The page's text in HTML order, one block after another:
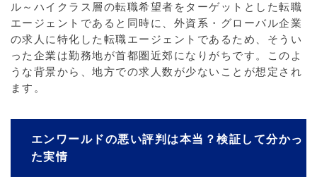
ル～ハイクラス層の転職希望者をターゲットとした転職
エージェントであると同時に、外資系・グローバル企業
の求人に特化した転職エージェントであるため、そうい
った企業は勤務地が首都圏近郊になりがちです。このよ
うな背景から、地方での求人数が少ないことが想定され
ます。
エンワールドの悪い評判は本当？検証して分かっ
た実情